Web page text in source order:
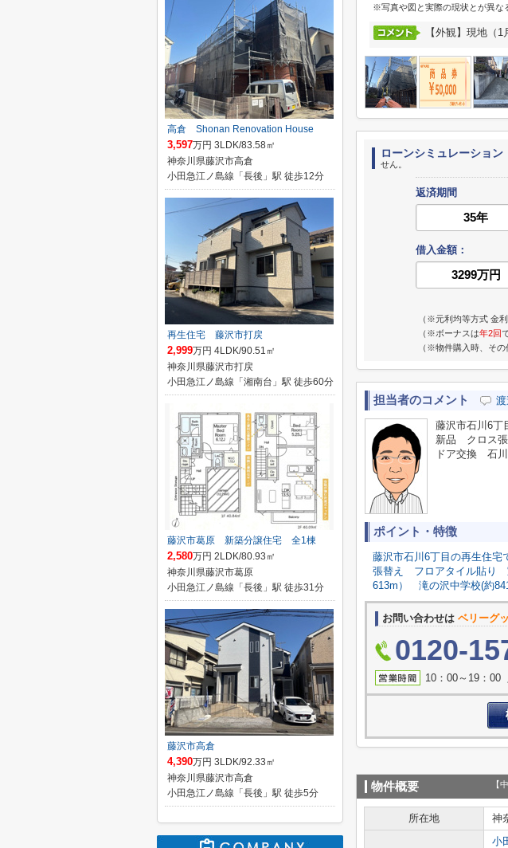
※写真や図と実際の現状とが異な
【外観】現地（1
ローンシミュレーション
せん。
返済期間
借入金額：
（※元利均等方式 金利
（※ボーナスは年2回
（※物件購入時、その
担当者のコメント
藤沢市石川6丁
新品 クロス
ドア交換 石川
ポイント・特徴
藤沢市石川6丁目の再生住宅
張替え
フロアタイル貼り
613m）
滝の沢中学校(約
お問い合わせは ベリーグ
0120-
10：00～19：00
物件概要 【
所在地 神
小
高倉 Shonan Renovation House
3,597万円 3LDK/83.58㎡
神奈川県藤沢市高倉
小田急江ノ島線「長後」駅 徒歩12分
再生住宅 藤沢市打戻
2,999万円 4LDK/90.51㎡
神奈川県藤沢市打戻
小田急江ノ島線「湘南台」駅 徒歩60分
藤沢市葛原 新築分譲住宅 全1棟
2,580万円 2LDK/80.93㎡
神奈川県藤沢市葛原
小田急江ノ島線「長後」駅 徒歩31分
藤沢市高倉
4,390万円 3LDK/92.33㎡
神奈川県藤沢市高倉
小田急江ノ島線「長後」駅 徒歩5分